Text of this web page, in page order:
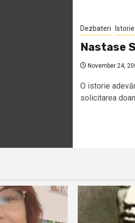
Dezbateri
Nastase
November 24,
O istorie
solicitarea